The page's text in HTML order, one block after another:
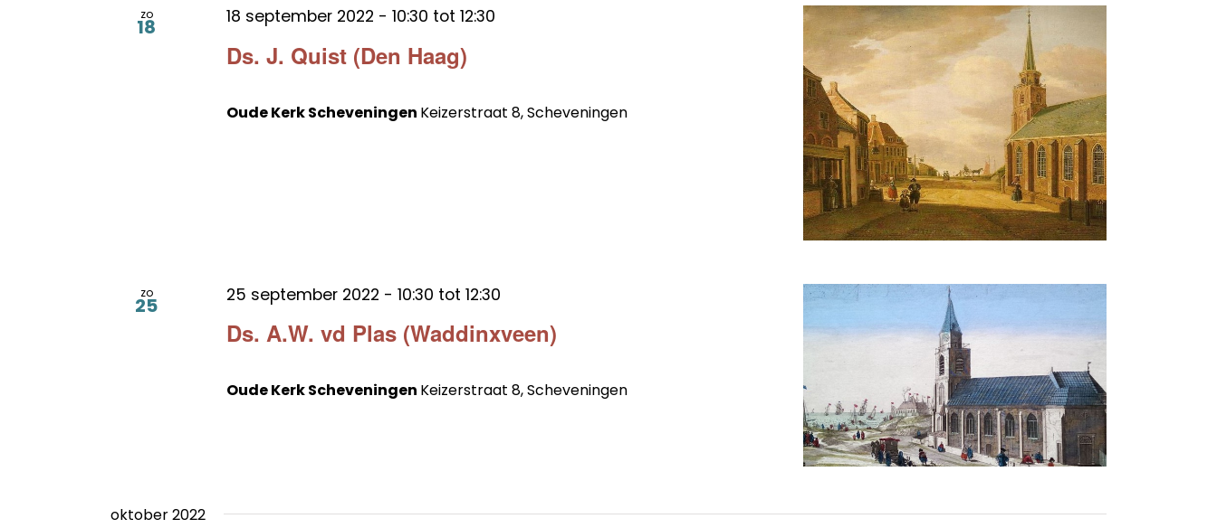
zo
18
Ds. J. Quist (Den Haag)
18 september 2022 - 10:30 tot 12:30
Oude Kerk Scheveningen Keizerstraat 8, Scheveningen
zo
25
Ds. A.W. vd Plas (Waddinxveen)
25 september 2022 - 10:30 tot 12:30
Oude Kerk Scheveningen Keizerstraat 8, Scheveningen
oktober 2022